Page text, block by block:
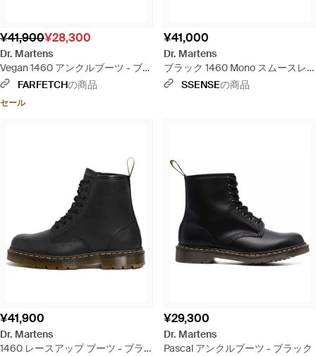
¥41,900¥28,300
Dr. Martens
Vegan 1460 アンクルブーツ - ブラ
ックFARFETCHの商品
セール
¥41,000
Dr. Martens
ブラック 1460 Mono スムースレ
ザー レースアップブーツ
SSENSEの商品
¥41,900
Dr. Martens
1460 レースアップ ブーツ - ブラ
¥29,300
Dr. Martens
Pascal アンクルブーツ - ブラック